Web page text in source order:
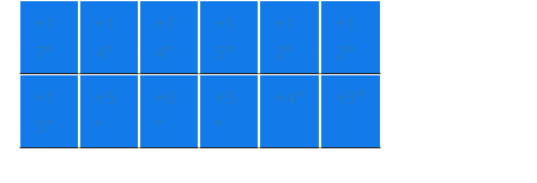
+1
7°
+1
4°
+1
4°
+1
5°
+1
2°
+1
2°
+1
5°
+5
°
+6
°
+5
°
+4° +3°